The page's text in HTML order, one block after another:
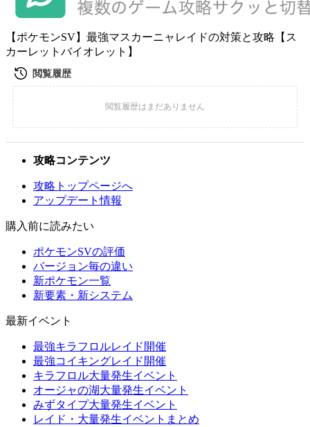
【ポケモンSV】最強マスカーニャレイドの対策と攻略【ス
カーレットバイオレット】
攻略コンテンツ
攻略トップページへ
アップデート情報
購入前に読みたい
ポケモンSVの評価
バージョン毎の違い
新ポケモン一覧
新要素・新システム
最新イベント
最強キラフロルレイド開催
最強コイキングレイド開催
キラフロル大量発生イベント
オージャの湖大量発生イベント
みずタイプ大量発生イベント
レイド・大量発生イベントまとめ